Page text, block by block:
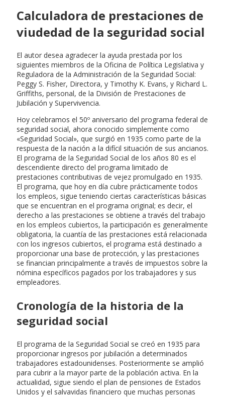
Calculadora de prestaciones de
viudedad de la seguridad social
El autor desea agradecer la ayuda prestada por los
siguientes miembros de la Oficina de Política Legislativa y
Reguladora de la Administración de la Seguridad Social:
Peggy S. Fisher, Directora, y Timothy K. Evans, y Richard L.
Griffiths, personal, de la División de Prestaciones de
Jubilación y Supervivencia.
Hoy celebramos el 50º aniversario del programa federal de
seguridad social, ahora conocido simplemente como
«Seguridad Social», que surgió en 1935 como parte de la
respuesta de la nación a la difícil situación de sus ancianos.
El programa de la Seguridad Social de los años 80 es el
descendiente directo del programa limitado de
prestaciones contributivas de vejez promulgado en 1935.
El programa, que hoy en día cubre prácticamente todos
los empleos, sigue teniendo ciertas características básicas
que se encuentran en el programa original; es decir, el
derecho a las prestaciones se obtiene a través del trabajo
en los empleos cubiertos, la participación es generalmente
obligatoria, la cuantía de las prestaciones está relacionada
con los ingresos cubiertos, el programa está destinado a
proporcionar una base de protección, y las prestaciones
se financian principalmente a través de impuestos sobre la
nómina específicos pagados por los trabajadores y sus
empleadores.
Cronología de la historia de la
seguridad social
El programa de la Seguridad Social se creó en 1935 para
proporcionar ingresos por jubilación a determinados
trabajadores estadounidenses. Posteriormente se amplió
para cubrir a la mayor parte de la población activa. En la
actualidad, sigue siendo el plan de pensiones de Estados
Unidos y el salvavidas financiero que muchas personas